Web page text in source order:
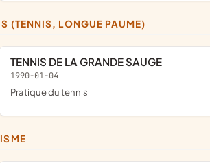
(TENNIS, LONGUE PAUME)
TENNIS DE LA GRANDE SAUGE
1990-01-04
pratique du tennis